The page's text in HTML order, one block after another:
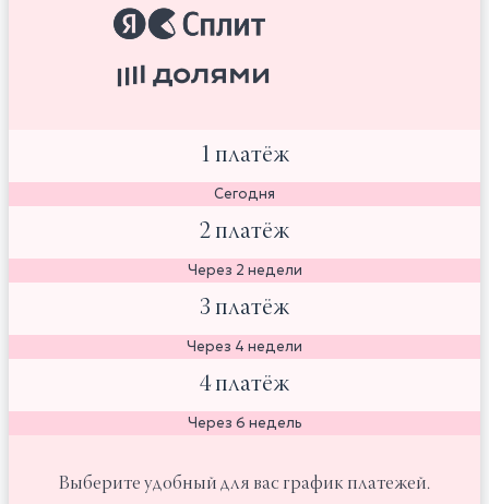
1 платёж
Сегодня
2 платёж
Через 2 недели
3 платёж
Через 4 недели
4 платёж
Через 6 недель
Выберите удобный для вас график платежей.